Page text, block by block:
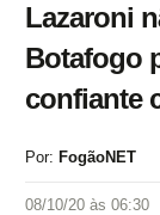
Lazaroni
Botafogo
confiante
Por: FogãoNET
08/10/20 às 06:30